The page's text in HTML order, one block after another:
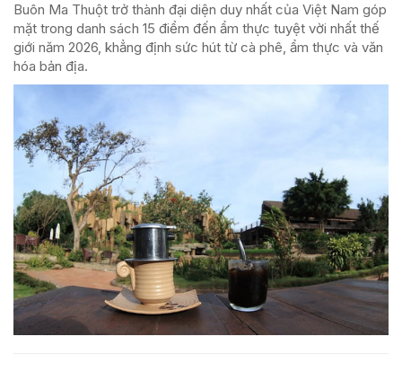
Buôn Ma Thuột trở thành đại diện duy nhất của Việt Nam góp
mặt trong danh sách 15 điểm đến ẩm thực tuyệt vời nhất thế
giới năm 2026, khẳng định sức hút từ cà phê, ẩm thực và văn
hóa bản địa.